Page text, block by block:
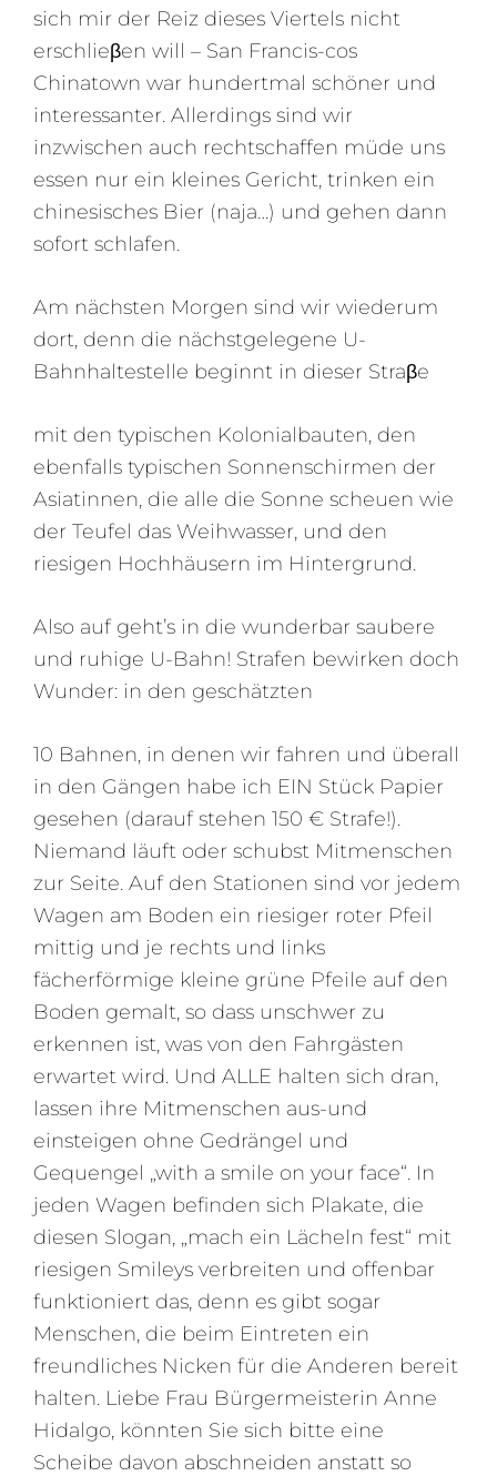
sich mir der Reiz dieses Viertels nicht
erschlieβen will – San Francis-cos
Chinatown war hundertmal schöner und
interessanter. Allerdings sind wir
inzwischen auch rechtschaffen müde uns
essen nur ein kleines Gericht, trinken ein
chinesisches Bier (naja…) und gehen dann
sofort schlafen.
Am nächsten Morgen sind wir wiederum
dort, denn die nächstgelegene U-
Bahnhaltestelle beginnt in dieser Straβe
mit den typischen Kolonialbauten, den
ebenfalls typischen Sonnenschirmen der
Asiatinnen, die alle die Sonne scheuen wie
der Teufel das Weihwasser, und den
riesigen Hochhäusern im Hintergrund.
Also auf geht’s in die wunderbar saubere
und ruhige U-Bahn! Strafen bewirken doch
Wunder: in den geschätzten
10 Bahnen, in denen wir fahren und überall
in den Gängen habe ich EIN Stück Papier
gesehen (darauf stehen 150 € Strafe!).
Niemand läuft oder schubst Mitmenschen
zur Seite. Auf den Stationen sind vor jedem
Wagen am Boden ein riesiger roter Pfeil
mittig und je rechts und links
fächerförmige kleine grüne Pfeile auf den
Boden gemalt, so dass unschwer zu
erkennen ist, was von den Fahrgästen
erwartet wird. Und ALLE halten sich dran,
lassen ihre Mitmenschen aus-und
einsteigen ohne Gedrängel und
Gequengel „with a smile on your face“. In
jeden Wagen befinden sich Plakate, die
diesen Slogan, „mach ein Lächeln fest“ mit
riesigen Smileys verbreiten und offenbar
funktioniert das, denn es gibt sogar
Menschen, die beim Eintreten ein
freundliches Nicken für die Anderen bereit
halten. Liebe Frau Bürgermeisterin Anne
Hidalgo, könnten Sie sich bitte eine
Scheibe davon abschneiden anstatt so